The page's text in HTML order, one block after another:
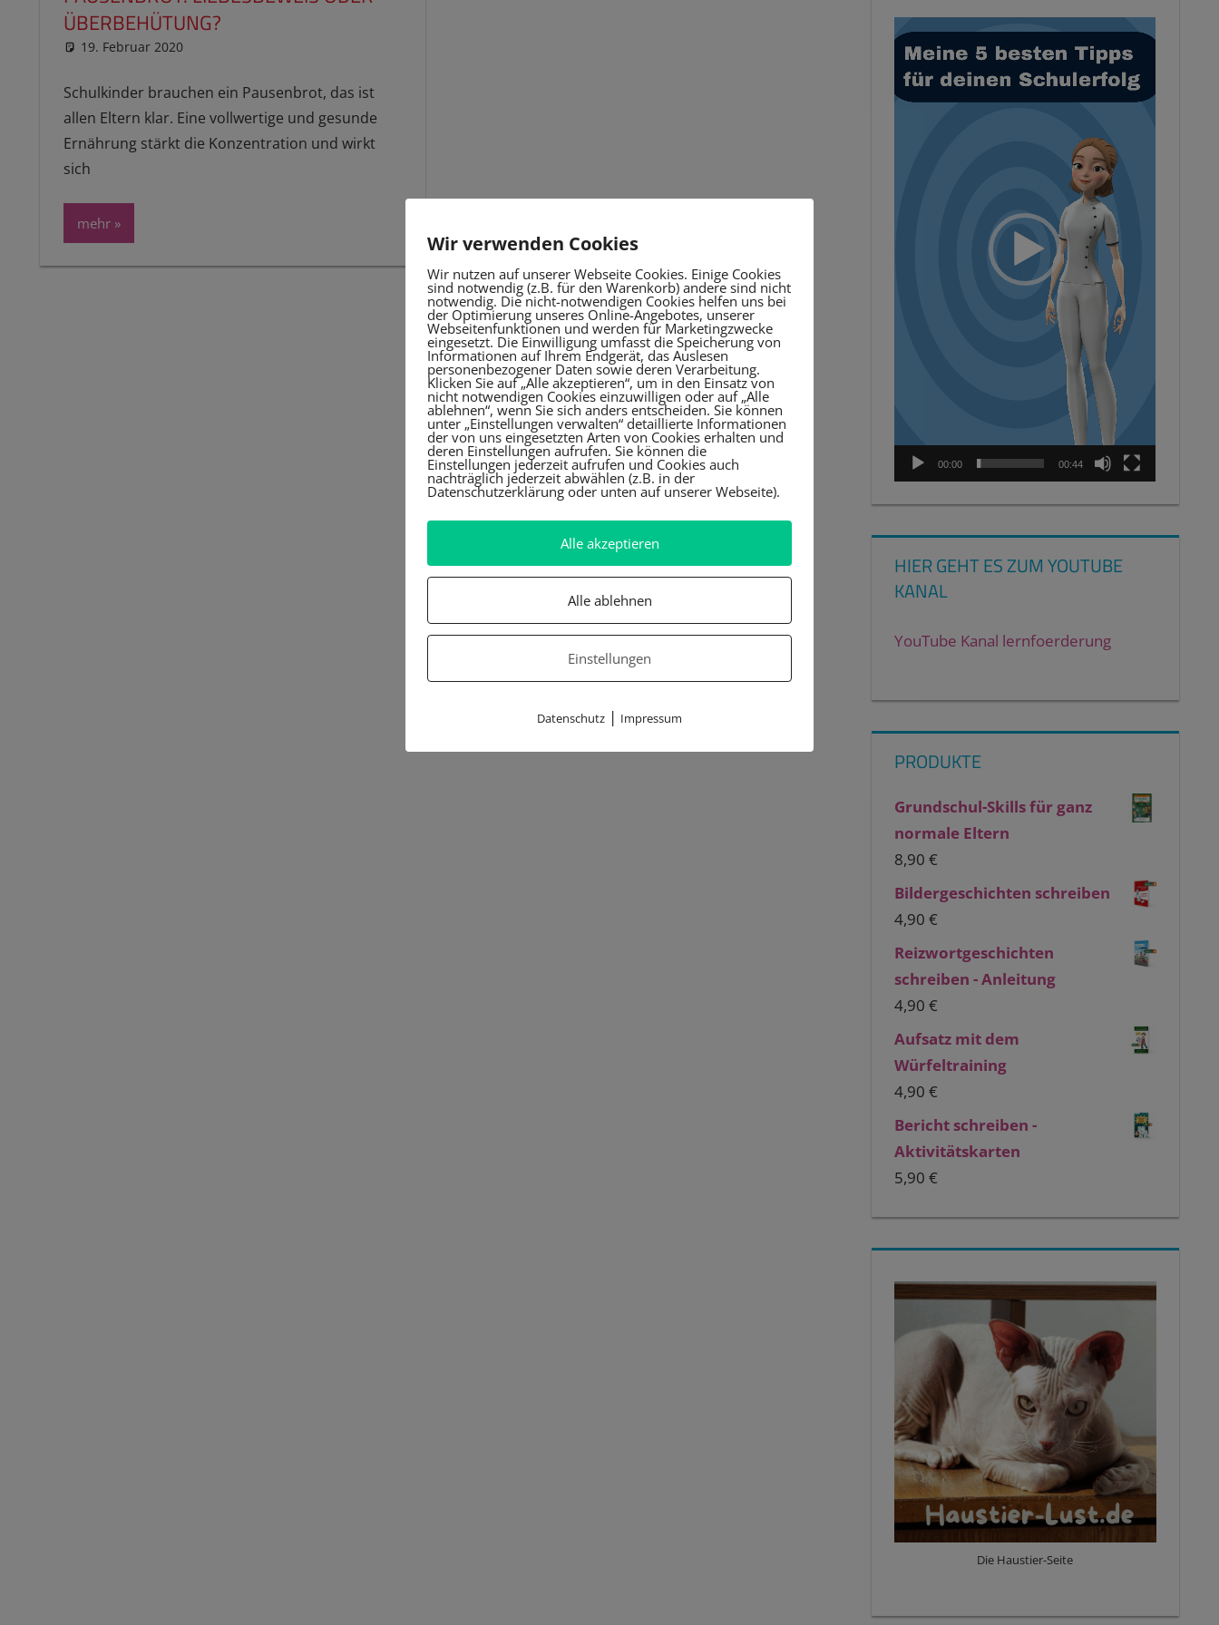
ÜBERBEHÜTUNG?
19. Februar 2020
Schulkinder brauchen ein Pausenbrot, das ist
allen Eltern klar. Eine vollwertige und gesunde
Ernährung stärkt die Konzentration und wirkt
sich
mehr
Video-
Player
00:00 00:44
HIER GEHT ES ZUM YOUTUBE
KANAL
YouTube Kanal lernfoerderung
PRODUKTE
Grundschul-Skills für ganz
normale Eltern
8,90€
Bildergeschichten schreiben
4,90€
Reizwortgeschichten
schreiben - Anleitung
4,90€
Aufsatz mit dem
Würfeltraining
4,90€
Bericht schreiben -
Aktivitätskarten
5,90€
Die Haustier-Seite
Wir verwenden Cookies
Wir nutzen auf unserer Webseite Cookies. Einige Cookies
sind notwendig (z.B. für den Warenkorb) andere sind nicht
notwendig. Die nicht-notwendigen Cookies helfen uns bei
der Optimierung unseres Online-Angebotes, unserer
Webseitenfunktionen und werden für Marketingzwecke
eingesetzt. Die Einwilligung umfasst die Speicherung von
Informationen auf Ihrem Endgerät, das Auslesen
personenbezogener Daten sowie deren Verarbeitung.
Klicken Sie auf „Alle akzeptieren“, um in den Einsatz von
nicht notwendigen Cookies einzuwilligen oder auf „Alle
ablehnen“, wenn Sie sich anders entscheiden. Sie können
unter „Einstellungen verwalten“ detaillierte Informationen
der von uns eingesetzten Arten von Cookies erhalten und
deren Einstellungen aufrufen. Sie können die
Einstellungen jederzeit aufrufen und Cookies auch
nachträglich jederzeit abwählen (z.B. in der
Datenschutzerklärung oder unten auf unserer Webseite).
Alle akzeptieren
Alle ablehnen
Einstellungen
Datenschutz | Impressum